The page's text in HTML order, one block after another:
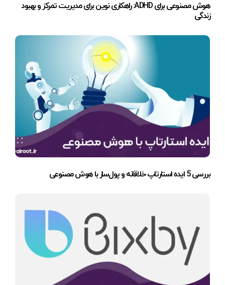
هوش مصنوعی برای ADHD: راهکاری نوین برای مدیریت تمرکز و بهبود
زندگی
بررسی 5 ایده استارتاپ خلاقانه و پول‌ساز با هوش مصنوعی